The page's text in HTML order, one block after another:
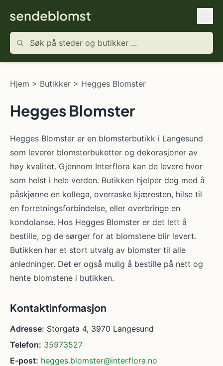
Hjem > Butikker > Hegges Blomster
Hegges Blomster
Hegges Blomster er en blomsterbutikk i Langesund
som leverer blomsterbuketter og dekorasjoner av
høy kvalitet. Gjennom Interflora kan de levere hvor
som helst i hele verden. Butikken hjelper deg med å
påskjønne en kollega, overraske kjæresten, hilse til
en forretningsforbindelse, eller overbringe en
kondolanse. Hos Hegges Blomster er det lett å
bestille, og de sørger for at blomstene blir levert.
Butikken har et stort utvalg av blomster til alle
anledninger. Det er også mulig å bestille på nett og
hente blomstene i butikken.
Kontaktinformasjon
Adresse: Storgata 4, 3970 Langesund
Telefon: 35973527
E-post: hegges.blomster@interflora.no